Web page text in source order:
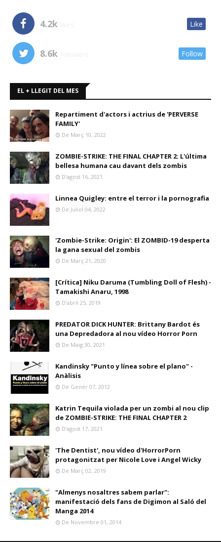
4.2k Like
8.6k Follow
EL + LLEGIT DEL MES
Repartiment d'actors i actrius de 'PERVERSE
FAMILY'
De Març 10, 2022
ZOMBIE-STRIKE: THE FINAL CHAPTER 2: L'última
bellesa humana cau davant dels zombis
D’agost 16, 2021
Linnea Quigley: entre el terror i la pornografia
De Juliol 04, 2022
'Zombie-Strike: Origin': El ZOMBID-19 desperta
la gana sexual del zombis
De Març 21, 2020
[Crítica] Niku Daruma (Tumbling Doll of Flesh) -
Tamakishi Anaru, 1998
D’abril 25, 2019
PREDATOR DICK HUNTER: Brittany Bardot és
una Depredadora al nou vídeo Horror Porn
De Maig 30, 2021
Kandinsky "Punto y línea sobre el plano" -
Anàlisis
De Gener 07, 2012
Katrin Tequila violada per un zombi al nou clip
de ZOMBIE-STRIKE: THE FINAL CHAPTER 2
D’agost 17, 2021
'The Dentist', nou vídeo d'HorrorPorn
protagonitzat per Nicole Love i Angel Wicky
De Març 02, 2019
"Almenys nosaltres sabem parlar":
manifestació dels fans de Digimon al Saló del
Manga 2014
De Novembre 01, 2014